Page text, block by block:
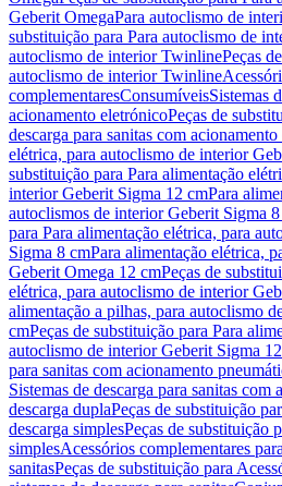
Geberit OmegaPara autoclismo de
substituição para Para autoclismo de
autoclismo de interior TwinlinePeças
autoclismo de interior Twinline
complementaresConsumíveisSistemas
acionamento eletrónicoPeças de
descarga para sanitas com
elétrica, para autoclismo de interior
substituição para Para alimentação
interior Geberit Sigma 12 cmPara
autoclismos de interior Geberit Sigma
para Para alimentação elétrica, para
Sigma 8 cmPara alimentação elétrica,
Geberit Omega 12 cmPeças de
elétrica, para autoclismo de interior
alimentação a pilhas, para autoclismo
cmPeças de substituição para Para
autoclismo de interior Geberit Sigma
para sanitas com acionamento
Sistemas de descarga para sanitas
descarga duplaPeças de substituição
descarga simplesPeças de substituição
simplesAcessórios complementares
sanitasPeças de substituição para